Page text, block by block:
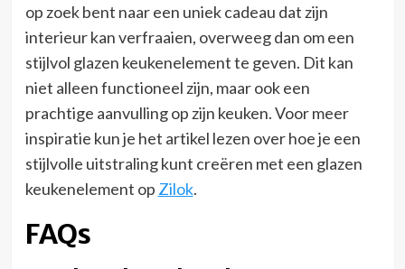
op zoek bent naar een uniek cadeau dat zijn
interieur kan verfraaien, overweeg dan om een
stijlvol glazen keukenelement te geven. Dit kan
niet alleen functioneel zijn, maar ook een
prachtige aanvulling op zijn keuken. Voor meer
inspiratie kun je het artikel lezen over hoe je een
stijlvolle uitstraling kunt creëren met een glazen
keukenelement op Zilok.
FAQs